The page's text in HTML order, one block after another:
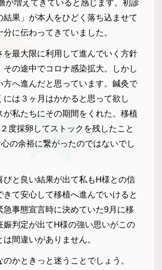
が増えてきていると感じます。初診
果」が本人をひどく落ち込ませて
に伝わってきていました。
を最大限に利用して進んでいく方針
の途中でコロナ感染拡大。しかし
方へ進んだと思っています。鍼灸で
は３ヶ月はかかると思って欲し
が私たちにその期間をくれた。移植
度採卵してストックを残したこと
の余裕に繋がったのではないでし
びと良い結果が出て私もH様との信
て安心して移植へ進んでいけると
事態宣言時に決めていた9月に移
娠判定が出てH様の強い思いがこの
間違いがありません。
かときっと迷うことでしょう。